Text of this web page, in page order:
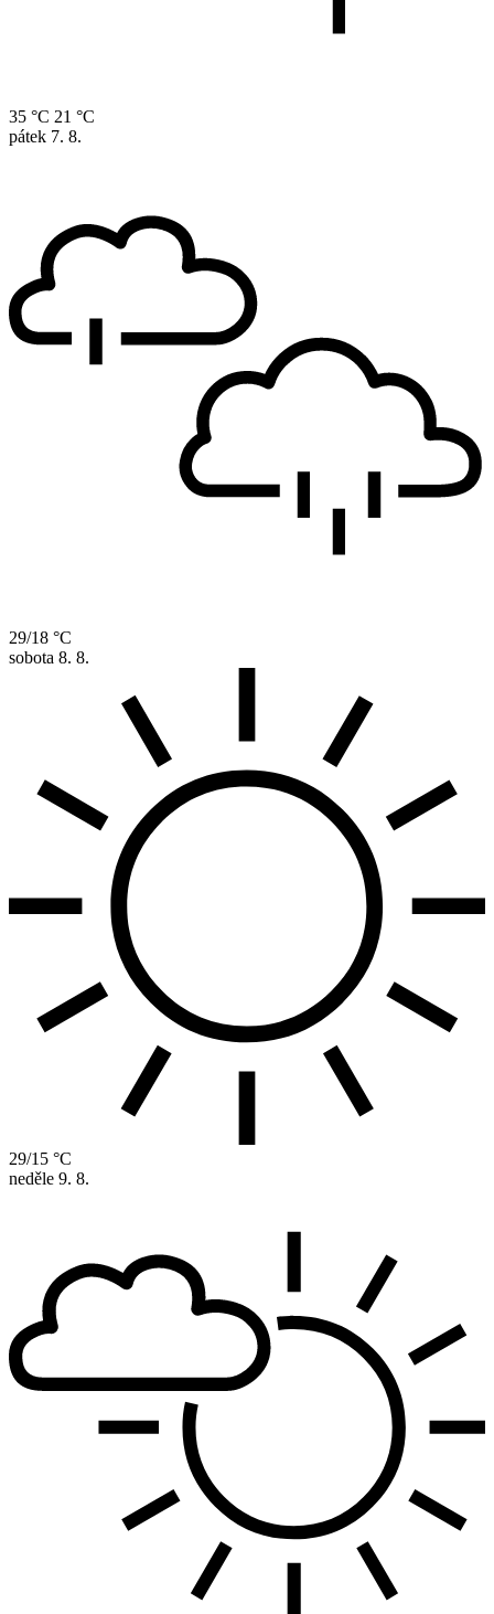
35 °C 21 °C
pátek 7. 8.
29/18 °C
sobota 8. 8.
29/15 °C
neděle 9. 8.